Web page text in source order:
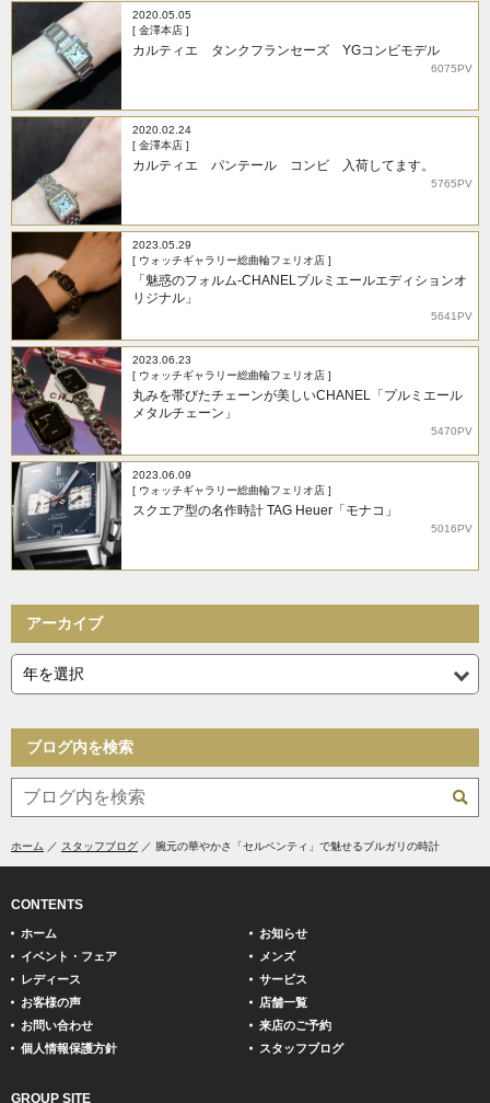
2020.05.05
[ 金澤本店 ]
カルティエ タンクフランセーズ YGコンビモデル
6075PV
2020.02.24
[ 金澤本店 ]
カルティエ パンテール コンビ 入荷してます。
5765PV
2023.05.29
[ ウォッチギャラリー総曲輪フェリオ店 ]
「魅惑のフォルム-CHANELプルミエールエディションオ
リジナル」
5641PV
2023.06.23
[ ウォッチギャラリー総曲輪フェリオ店 ]
丸みを帯びたチェーンが美しいCHANEL「プルミエール
メタルチェーン」
5470PV
2023.06.09
[ ウォッチギャラリー総曲輪フェリオ店 ]
スクエア型の名作時計 TAG Heuer「モナコ」
5016PV
アーカイブ
ブログ内を検索
ホーム スタッフブログ 腕元の華やかさ「セルペンティ」で魅せるブルガリの時計
CONTENTS
ホーム
お知らせ
イベント・フェア
メンズ
レディース
サービス
お客様の声
店舗一覧
お問い合わせ
来店のご予約
個人情報保護方針
スタッフブログ
GROUP SITE